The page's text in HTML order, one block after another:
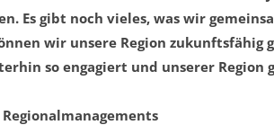
Es gibt noch vieles, was wir
wir unsere Region zukunftsfähig
so engagiert und unserer Region